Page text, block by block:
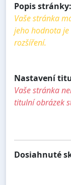
Popis stránky:
Vaše stránka
jeho hodnota je
rozšíření.
Nastavení
Vaše stránka
titulní obrázek
Dosiahnuté